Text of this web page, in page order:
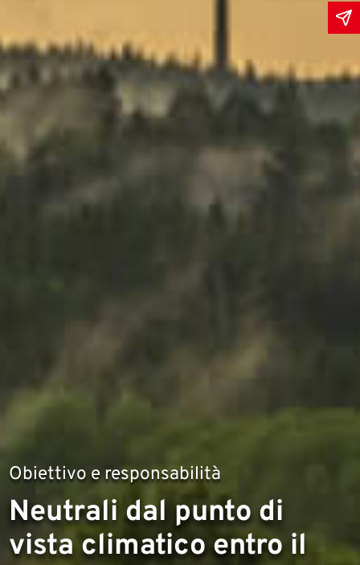
Obiettivo e responsabilità
Neutrali dal punto di
vista climatico entro il